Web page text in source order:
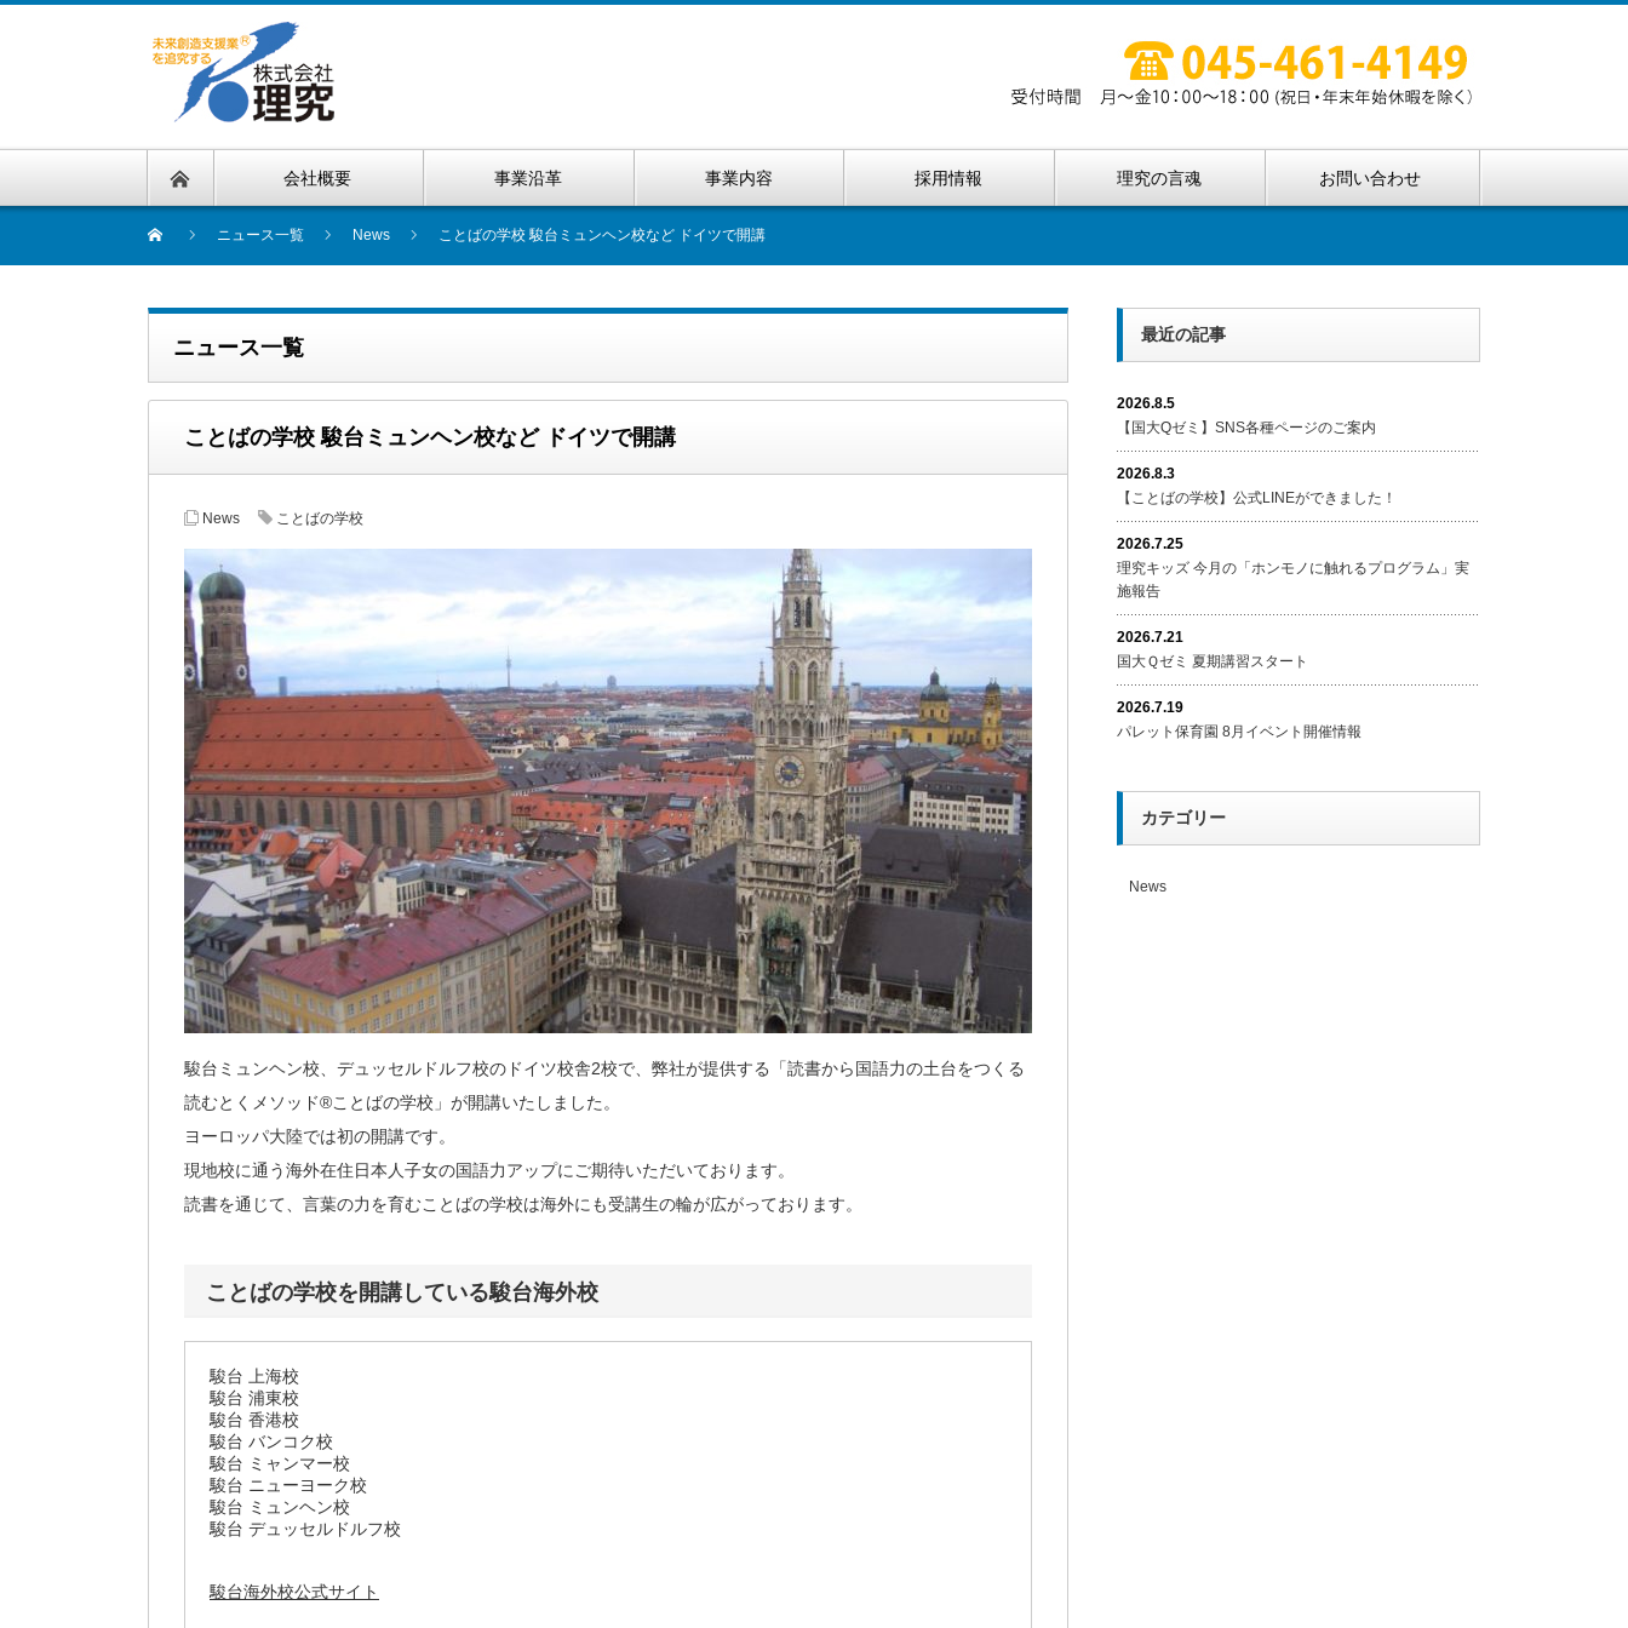
会社概要 事業沿革 事業内容 採用情報 理究の言魂 お問い合わせ
ニュース一覧 News ことばの学校 駿台ミュンヘン校など ドイツで開講
ニュース一覧
ことばの学校 駿台ミュンヘン校など ドイツで開講
News ことばの学校
駿台ミュンヘン校、デュッセルドルフ校のドイツ校舎2校で、弊社が提供する「読書から国語力の土台をつくる
読むとくメソッド®ことばの学校」が開講いたしました。
ヨーロッパ大陸では初の開講です。
現地校に通う海外在住日本人子女の国語力アップにご期待いただいております。
読書を通じて、言葉の力を育むことばの学校は海外にも受講生の輪が広がっております。
ことばの学校を開講している駿台海外校
駿台 上海校
駿台 浦東校
駿台 香港校
駿台 バンコク校
駿台 ミャンマー校
駿台 ニューヨーク校
駿台 ミュンヘン校
駿台 デュッセルドルフ校
駿台海外校公式サイト
最近の記事
2026.8.5
【国大Qゼミ】SNS各種ページのご案内
2026.8.3
【ことばの学校】公式LINEができました！
2026.7.25
理究キッズ 今月の「ホンモノに触れるプログラム」実
施報告
2026.7.21
国大Ｑゼミ 夏期講習スタート
2026.7.19
パレット保育園 8月イベント開催情報
カテゴリー
News